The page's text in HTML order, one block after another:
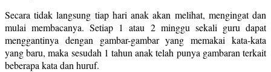
Secara tidak langsung tiap hari anak akan melihat, mengingat dan
mulai membacanya. Setiap 1 atau 2 minggu sekali guru dapat
menggantinya dengan gambar-gambar yang memakai kata-kata
yang baru, maka sesudah 1 tahun anak telah punya gambaran terkait
beberapa kata dan huruf.